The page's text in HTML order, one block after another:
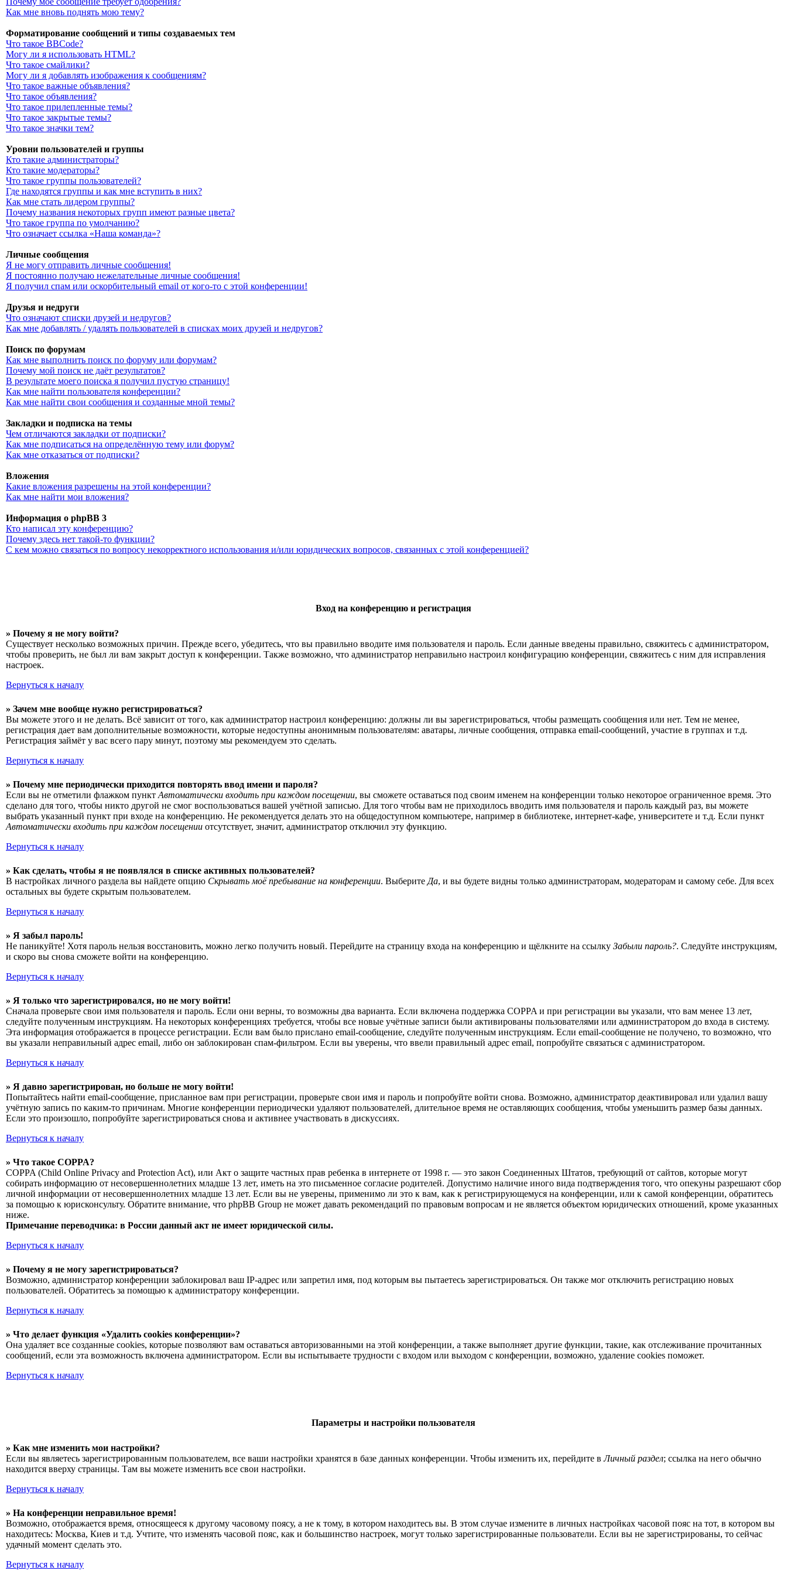
Как мне вновь поднять мою тему?
Форматирование сообщений и типы создаваемых тем
Что такое BBCode?
Могу ли я использовать HTML?
Что такое смайлики?
Могу ли я добавлять изображения к сообщениям?
Что такое важные объявления?
Что такое объявления?
Что такое прилепленные темы?
Что такое закрытые темы?
Что такое значки тем?
Уровни пользователей и группы
Кто такие администраторы?
Кто такие модераторы?
Что такое группы пользователей?
Где находятся группы и как мне вступить в них?
Как мне стать лидером группы?
Почему названия некоторых групп имеют разные цвета?
Что такое группа по умолчанию?
Что означает ссылка «Наша команда»?
Личные сообщения
Я не могу отправить личные сообщения!
Я постоянно получаю нежелательные личные сообщения!
Я получил спам или оскорбительный email от кого-то с этой конференции!
Друзья и недруги
Что означают списки друзей и недругов?
Как мне добавлять / удалять пользователей в списках моих друзей и недругов?
Поиск по форумам
Как мне выполнить поиск по форуму или форумам?
Почему мой поиск не даёт результатов?
В результате моего поиска я получил пустую страницу!
Как мне найти пользователя конференции?
Как мне найти свои сообщения и созданные мной темы?
Закладки и подписка на темы
Чем отличаются закладки от подписки?
Как мне подписаться на определённую тему или форум?
Как мне отказаться от подписки?
Вложения
Какие вложения разрешены на этой конференции?
Как мне найти мои вложения?
Информация о phpBB 3
Кто написал эту конференцию?
Почему здесь нет такой-то функции?
С кем можно связаться по вопросу некорректного использования и/или юридических вопросов, связанных с этой конференцией?
Вход на конференцию и регистрация
» Почему я не могу войти?
Существует несколько возможных причин. Прежде всего, убедитесь, что вы правильно вводите имя пользователя и пароль. Если данные введены правильно, свяжитесь с администратором,
чтобы проверить, не был ли вам закрыт доступ к конференции. Также возможно, что администратор неправильно настроил конфигурацию конференции, свяжитесь с ним для исправления
настроек.
Вернуться к началу
» Зачем мне вообще нужно регистрироваться?
Вы можете этого и не делать. Всё зависит от того, как администратор настроил конференцию: должны ли вы зарегистрироваться, чтобы размещать сообщения или нет. Тем не менее,
регистрация дает вам дополнительные возможности, которые недоступны анонимным пользователям: аватары, личные сообщения, отправка email-сообщений, участие в группах и т.д.
Регистрация займёт у вас всего пару минут, поэтому мы рекомендуем это сделать.
Вернуться к началу
» Почему мне периодически приходится повторять ввод имени и пароля?
Если вы не отметили флажком пункт Автоматически входить при каждом посещении, вы сможете оставаться под своим именем на конференции только некоторое ограниченное время. Это
сделано для того, чтобы никто другой не смог воспользоваться вашей учётной записью. Для того чтобы вам не приходилось вводить имя пользователя и пароль каждый раз, вы можете
выбрать указанный пункт при входе на конференцию. Не рекомендуется делать это на общедоступном компьютере, например в библиотеке, интернет-кафе, университете и т.д. Если пункт
Автоматически входить при каждом посещении отсутствует, значит, администратор отключил эту функцию.
Вернуться к началу
» Как сделать, чтобы я не появлялся в списке активных пользователей?
В настройках личного раздела вы найдете опцию Скрывать моё пребывание на конференции. Выберите Да, и вы будете видны только администраторам, модераторам и самому себе. Для всех
остальных вы будете скрытым пользователем.
Вернуться к началу
» Я забыл пароль!
Не паникуйте! Хотя пароль нельзя восстановить, можно легко получить новый. Перейдите на страницу входа на конференцию и щёлкните на ссылку Забыли пароль?. Следуйте инструкциям,
и скоро вы снова сможете войти на конференцию.
Вернуться к началу
» Я только что зарегистрировался, но не могу войти!
Сначала проверьте свои имя пользователя и пароль. Если они верны, то возможны два варианта. Если включена поддержка COPPA и при регистрации вы указали, что вам менее 13 лет,
следуйте полученным инструкциям. На некоторых конференциях требуется, чтобы все новые учётные записи были активированы пользователями или администратором до входа в систему.
Эта информация отображается в процессе регистрации. Если вам было прислано email-сообщение, следуйте полученным инструкциям. Если email-сообщение не получено, то возможно, что
вы указали неправильный адрес email, либо он заблокирован спам-фильтром. Если вы уверены, что ввели правильный адрес email, попробуйте связаться с администратором.
Вернуться к началу
» Я давно зарегистрирован, но больше не могу войти!
Попытайтесь найти email-сообщение, присланное вам при регистрации, проверьте свои имя и пароль и попробуйте войти снова. Возможно, администратор деактивировал или удалил вашу
учётную запись по каким-то причинам. Многие конференции периодически удаляют пользователей, длительное время не оставляющих сообщения, чтобы уменьшить размер базы данных.
Если это произошло, попробуйте зарегистрироваться снова и активнее участвовать в дискуссиях.
Вернуться к началу
» Что такое COPPA?
COPPA (Child Online Privacy and Protection Act), или Акт о защите частных прав ребенка в интернете от 1998 г. — это закон Соединенных Штатов, требующий от сайтов, которые могут
собирать информацию от несовершеннолетних младше 13 лет, иметь на это письменное согласие родителей. Допустимо наличие иного вида подтверждения того, что опекуны разрешают сбор
личной информации от несовершеннолетних младше 13 лет. Если вы не уверены, применимо ли это к вам, как к регистрирующемуся на конференции, или к самой конференции, обратитесь
за помощью к юрисконсульту. Обратите внимание, что phpBB Group не может давать рекомендаций по правовым вопросам и не является объектом юридических отношений, кроме указанных
ниже.
Примечание переводчика: в России данный акт не имеет юридической силы.
Вернуться к началу
» Почему я не могу зарегистрироваться?
Возможно, администратор конференции заблокировал ваш IP-адрес или запретил имя, под которым вы пытаетесь зарегистрироваться. Он также мог отключить регистрацию новых
пользователей. Обратитесь за помощью к администратору конференции.
Вернуться к началу
» Что делает функция «Удалить cookies конференции»?
Она удаляет все созданные cookies, которые позволяют вам оставаться авторизованными на этой конференции, а также выполняет другие функции, такие, как отслеживание прочитанных
сообщений, если эта возможность включена администратором. Если вы испытываете трудности с входом или выходом с конференции, возможно, удаление cookies поможет.
Вернуться к началу
Параметры и настройки пользователя
» Как мне изменить мои настройки?
Если вы являетесь зарегистрированным пользователем, все ваши настройки хранятся в базе данных конференции. Чтобы изменить их, перейдите вЛичный раздел; ссылка на него обычно
находится вверху страницы. Там вы можете изменить все свои настройки.
Вернуться к началу
» На конференции неправильное время!
Возможно, отображается время, относящееся к другому часовому поясу, а не к тому, в котором находитесь вы. В этом случае измените в личных настройках часовой пояс на тот, в котором вы
находитесь: Москва, Киев и т.д. Учтите, что изменять часовой пояс, как и большинство настроек, могут только зарегистрированные пользователи. Если вы не зарегистрированы, то сейчас
удачный момент сделать это.
Вернуться к началу